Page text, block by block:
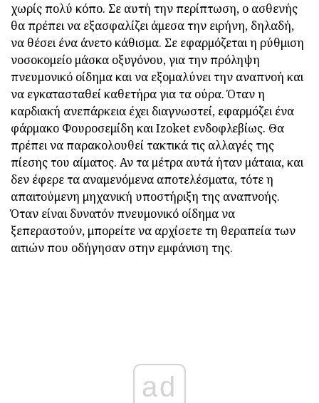
χωρίς πολύ κόπο. Σε αυτή την περίπτωση, ο ασθενής
θα πρέπει να εξασφαλίζει άμεσα την ειρήνη, δηλαδή,
να θέσει ένα άνετο κάθισμα. Σε εφαρμόζεται η ρύθμιση
νοσοκομείο μάσκα οξυγόνου, για την πρόληψη
πνευμονικό οίδημα και να εξομαλύνει την αναπνοή και
να εγκατασταθεί καθετήρα για τα ούρα. Όταν η
καρδιακή ανεπάρκεια έχει διαγνωστεί, εφαρμόζει ένα
φάρμακο Φουροσεμίδη και Izoket ενδοφλεβίως. Θα
πρέπει να παρακολουθεί τακτικά τις αλλαγές της
πίεσης του αίματος. Αν τα μέτρα αυτά ήταν μάταια, και
δεν έφερε τα αναμενόμενα αποτελέσματα, τότε η
απαιτούμενη μηχανική υποστήριξη της αναπνοής.
Όταν είναι δυνατόν πνευμονικό οίδημα να
ξεπεραστούν, μπορείτε να αρχίσετε τη θεραπεία των
αιτιών που οδήγησαν στην εμφάνιση της.
ad